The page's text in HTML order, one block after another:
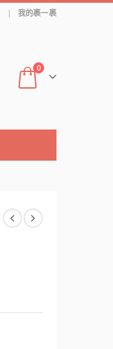
| 我的裹一裹
0